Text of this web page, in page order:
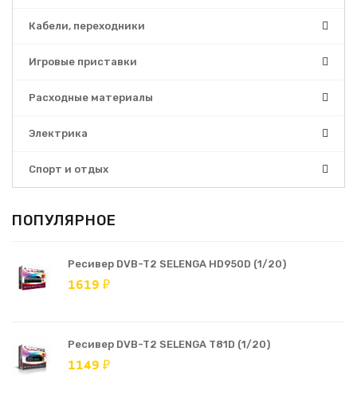
Кабели, переходники
Игровые приставки
Расходные материалы
Электрика
Спорт и отдых
ПОПУЛЯРНОЕ
Ресивер DVB-T2 SELENGA HD950D (1/20)
1619 ₽
Ресивер DVB-T2 SELENGA T81D (1/20)
1149 ₽